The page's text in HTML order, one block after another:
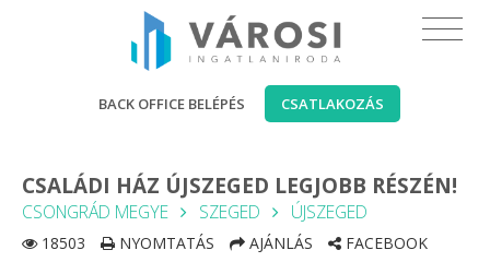
BACK OFFICE BELÉPÉS CSATLAKOZÁS
CSALÁDI HÁZ ÚJSZEGED LEGJOBB RÉSZÉN!
CSONGRÁD MEGYE SZEGED ÚJSZEGED
18503 NYOMTATÁS AJÁNLÁS FACEBOOK